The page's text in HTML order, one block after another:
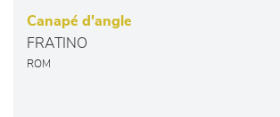
Canapé d'angle
FRATINO
ROM